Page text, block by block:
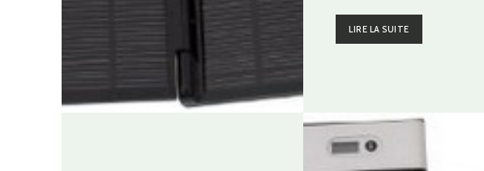
LIRE LA SUITE